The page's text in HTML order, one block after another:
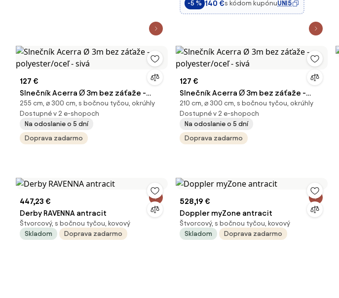
pre terasu a ba
-5 % 140 €s kódom kupónuUNI5
127 €
Slnečník Acerra Ø 3m bez záťaže -
polyester/oceľ - sivá
255 cm, ⌀ 300 cm, s bočnou tyčou, okrúhly
Dostupné v 2 e-shopoch
Na odoslanie o 5 dní
Doprava zadarmo
127 €
Slnečník Acerra Ø 3m bez záťaže -
polyester/oceľ - sivá
210 cm, ⌀ 300 cm, s bočnou tyčou, okrúhly
Dostupné v 2 e-shopoch
Na odoslanie o 5 dní
Doprava zadarmo
447,23 €
Derby RAVENNA antracit
Štvorcový, s bočnou tyčou, kovový
Skladom
Doprava zadarmo
528,19 €
Doppler myZone antracit
Štvorcový, s bočnou tyčou, kovový
Skladom
Doprava zadarmo